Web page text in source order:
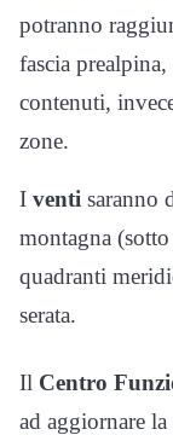
potranno
fascia prealpina,
contenuti,
zone.
I venti saranno
montagna
quadranti
serata.
Il Centro
ad aggiornare